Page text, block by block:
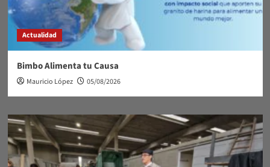
Actualidad
Bimbo Alimenta tu Causa
Mauricio López 05/08/2026